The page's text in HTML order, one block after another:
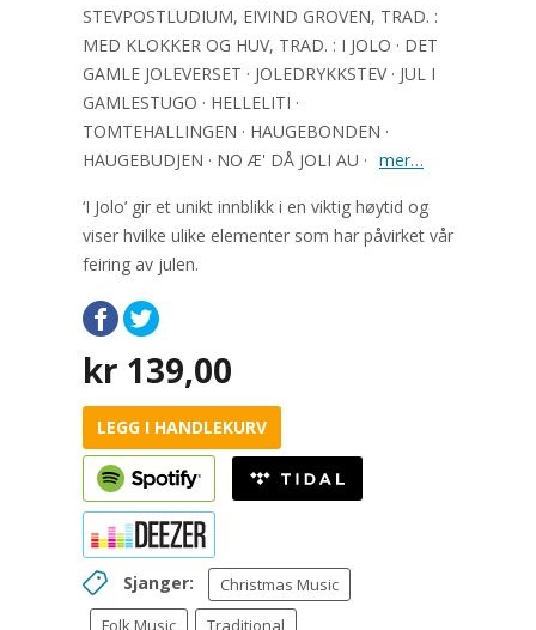
STEVPOSTLUDIUM, EIVIND GROVEN, TRAD. :
MED KLOKKER OG HUV, TRAD. : I JOLO · DET
GAMLE JOLEVERSET · JOLEDRYKKSTEV · JUL I
GAMLESTUGO · HELLELITI ·
TOMTEHALLINGEN · HAUGEBONDEN ·
HAUGEBUDJEN · NO Æ' DÅ JOLI AU · mer…
‘I Jolo’ gir et unikt innblikk i en viktig høytid og
viser hvilke ulike elementer som har påvirket vår
feiring av julen.
kr 139,00
LEGG I HANDLEKURV
Sjanger:
Christmas Music
Folk Music
Traditional